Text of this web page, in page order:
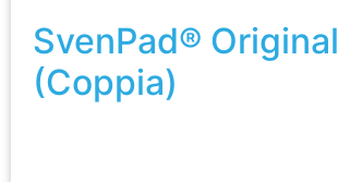
SvenPad® Original
(Coppia)